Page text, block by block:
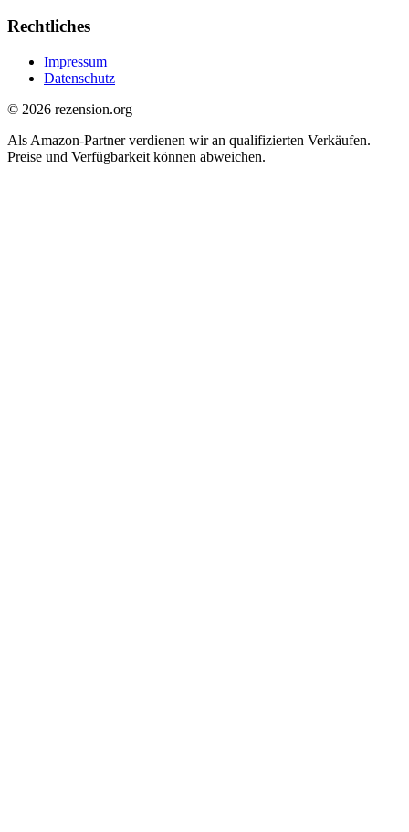
Rechtliches
Impressum
Datenschutz
© 2026 rezension.org
Als Amazon-Partner verdienen wir an qualifizierten Verkäufen.
Preise und Verfügbarkeit können abweichen.